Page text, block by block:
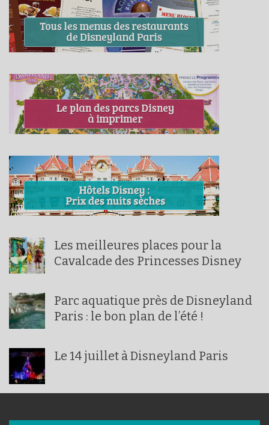
Les meilleures places pour la
Cavalcade des Princesses Disney
Parc aquatique près de Disneyland
Paris : le bon plan de l’été !
Le 14 juillet à Disneyland Paris